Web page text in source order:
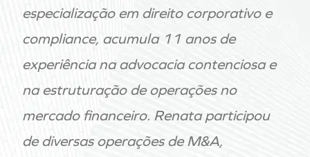
especialização em direito corporativo e
compliance, acumula 11 anos de
experiência na advocacia contenciosa e
na estruturação de operações no
mercado financeiro. Renata participou
de diversas operações de M&A,